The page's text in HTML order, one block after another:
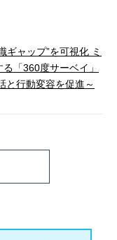
ギャップ”を可視化 ミ
「360度サーベイ」
と行動変容を促進～